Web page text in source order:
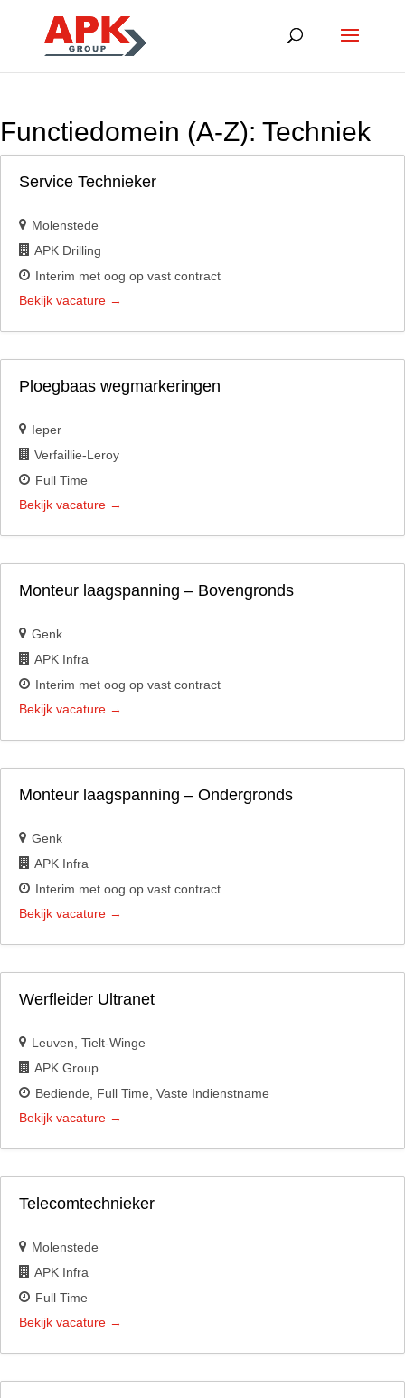
Functiedomein (A-Z): Techniek
Service Technieker
Molenstede
APK Drilling
Interim met oog op vast contract
Bekijk vacature
Ploegbaas wegmarkeringen
Ieper
Verfaillie-Leroy
Full Time
Bekijk vacature
Monteur laagspanning – Bovengronds
Genk
APK Infra
Interim met oog op vast contract
Bekijk vacature
Monteur laagspanning – Ondergronds
Genk
APK Infra
Interim met oog op vast contract
Bekijk vacature
Werfleider Ultranet
Leuven Tielt-Winge
APK Group
Bediende
Full Time Vaste Indienstname
Bekijk vacature
Telecomtechnieker
Molenstede
APK Infra
Full Time
Bekijk vacature